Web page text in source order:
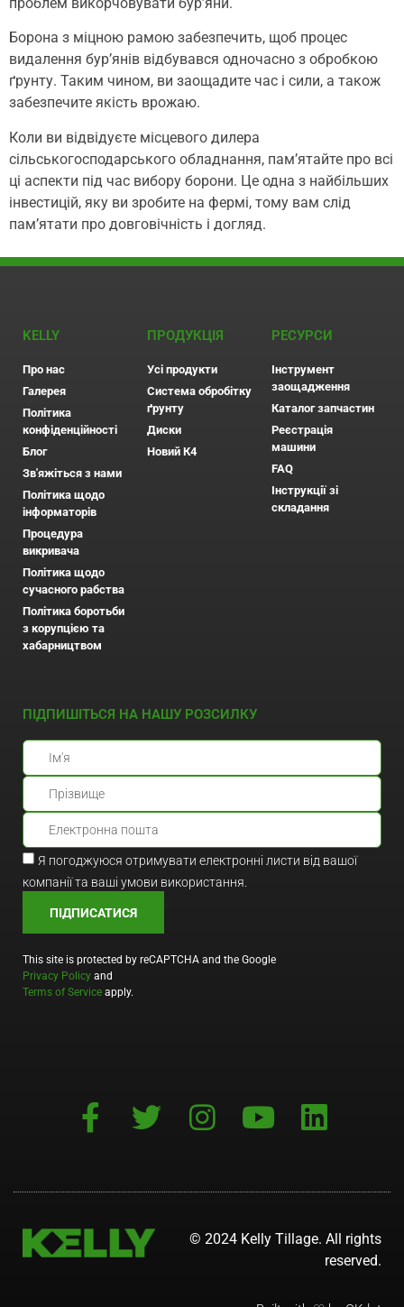
Борона з міцною рамою забезпечить, щоб процес
видалення бур’янів відбувався одночасно з обробкою
ґрунту. Таким чином, ви заощадите час і сили, а також
забезпечите якість врожаю.
Коли ви відвідуєте місцевого дилера
сільськогосподарського обладнання, пам’ятайте про всі
ці аспекти під час вибору борони. Це одна з найбільших
інвестицій, яку ви зробите на фермі, тому вам слід
пам’ятати про довговічність і догляд.
KELLY
Про нас
Галерея
Політика
конфіденційності
Блог
Зв'яжіться з нами
Політика щодо
інформаторів
Процедура
викривача
Політика щодо
сучасного рабства
Політика боротьби
з корупцією та
хабарництвом
ПРОДУКЦІЯ
Усі продукти
Система обробітку
ґрунту
Диски
Новий К4
РЕСУРСИ
Інструмент
заощадження
Каталог запчастин
Реєстрація
машини
FAQ
Інструкції зі
складання
ПІДПИШІТЬСЯ НА НАШУ РОЗСИЛКУ
Я погоджуюся отримувати електронні листи від вашої
компанії та ваші умови використання.
ПІДПИСАТИСЯ
This site is protected by reCAPTCHA and the Google
Privacy Policy and
Terms of Service apply.
© 2024 Kelly Tillage. All rights
reserved.